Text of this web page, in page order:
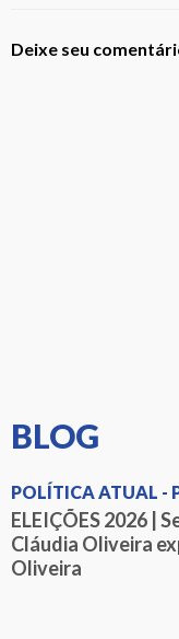
Deixe seu
BLOG
POLÍTICA ATUAL
ELEIÇÕES 2026 |
Cláudia Oliveira
Oliveira